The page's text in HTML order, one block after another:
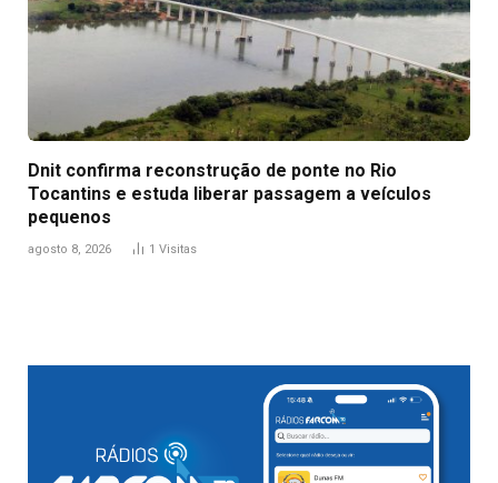
Dnit confirma reconstrução de ponte no Rio
Tocantins e estuda liberar passagem a veículos
pequenos
agosto 8, 2026 1 Visitas